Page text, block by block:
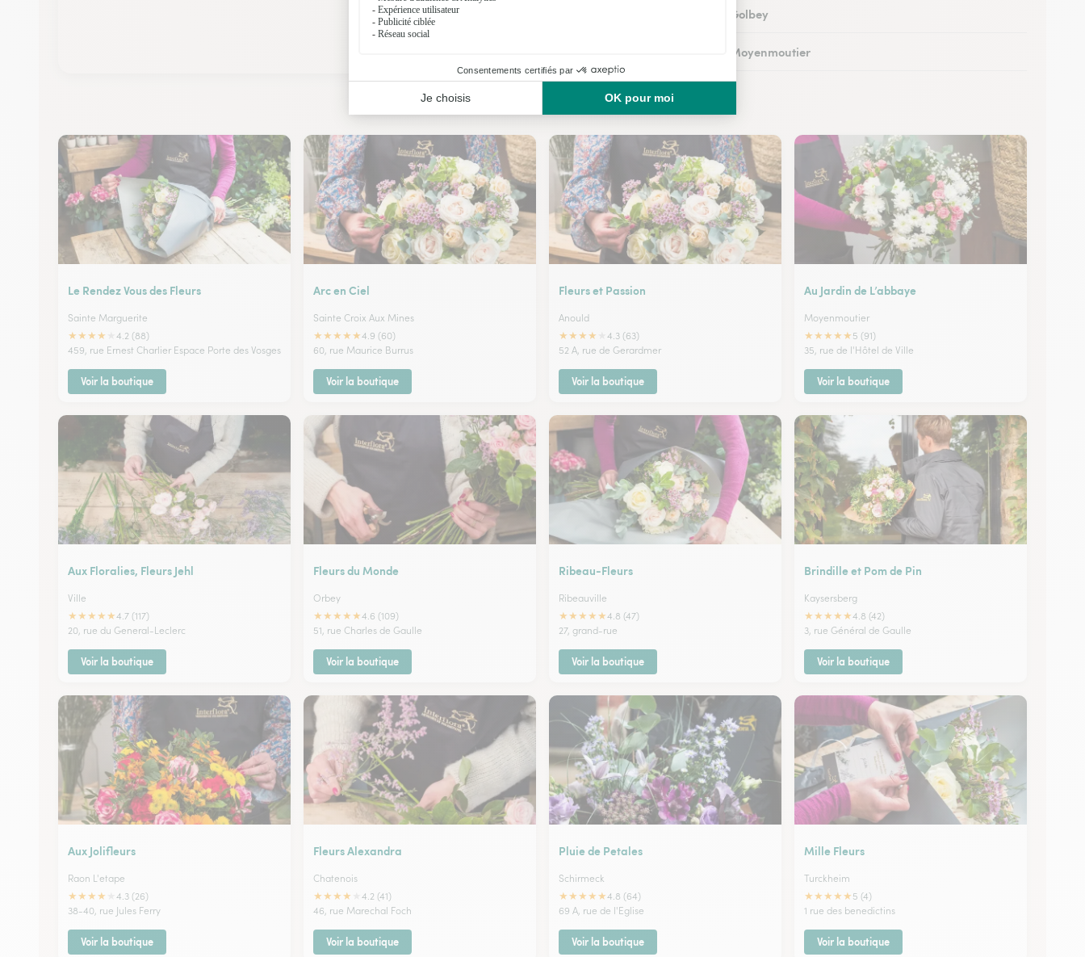
Fleuristes à Golbey
Fleuristes à Moyenmoutier
Nos fleuristes à Lesseux
Le Rendez Vous des Fleurs
Sainte Marguerite
★★★★
4.2 (88)
459, rue Ernest Charlier Espace Porte des Vosges
Voir la boutique
Arc en Ciel
Sainte Croix Aux Mines
★★★★★4.9 (60)
60, rue Maurice Burrus
Voir la boutique
Fleurs et Passion
Anould
★★★★
4.3 (63)
52 A, rue de Gerardmer
Voir la boutique
Au Jardin de L’abbaye
Moyenmoutier
★★★★★ 5 (91)
35, rue de l'Hôtel de Ville
Voir la boutique
Aux Floralies, Fleurs Jehl
Ville
★★★★★4.7 (117)
20, rue du General-Leclerc
Voir la boutique
Fleurs du Monde
Orbey
★★★★★4.6 (109)
51, rue Charles de Gaulle
Voir la boutique
Ribeau-Fleurs
Ribeauville
★★★★★4.8 (47)
27, grand-rue
Voir la boutique
Brindille et Pom de Pin
Kaysersberg
★★★★★4.8 (42)
3, rue Général de Gaulle
Voir la boutique
Aux Jolifleurs
Raon L'etape
★★★★
4.3 (26)
38-40, rue Jules Ferry
Voir la boutique
Fleurs Alexandra
Chatenois
★★★★
4.2 (41)
46, rue Marechal Foch
Voir la boutique
Pluie de Petales
Schirmeck
★★★★★4.8 (64)
69 A, rue de l'Eglise
Voir la boutique
Mille Fleurs
Turckheim
★★★★★ 5 (4)
1 rue des benedictins
Voir la boutique